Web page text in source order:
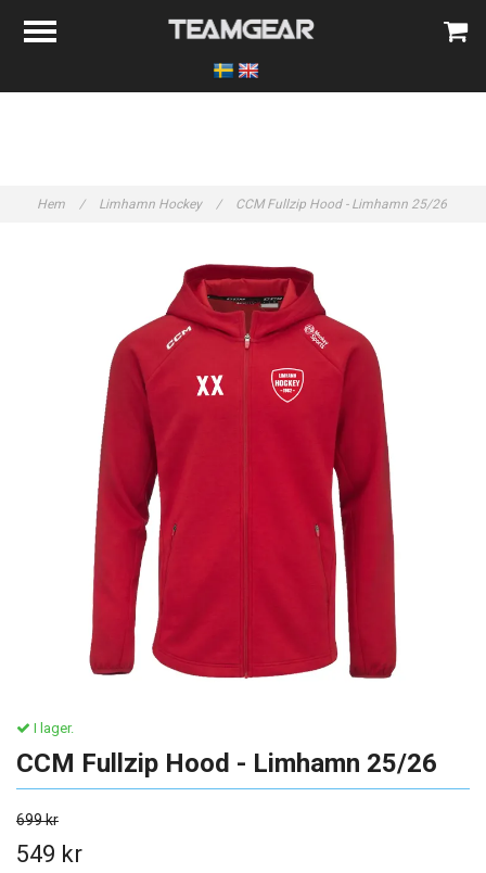
Hem / Limhamn Hockey / CCM Fullzip Hood - Limhamn 25/26
I lager.
CCM Fullzip Hood - Limhamn 25/26
699 kr
549 kr